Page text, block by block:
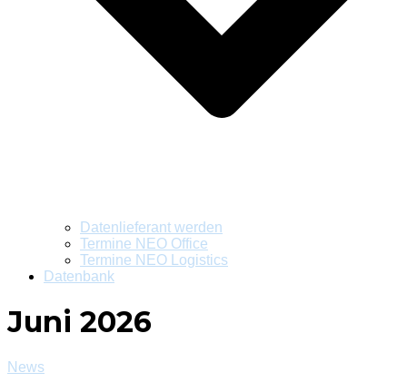
Datenlieferant werden
Termine NEO Office
Termine NEO Logistics
Datenbank
Juni 2026
News